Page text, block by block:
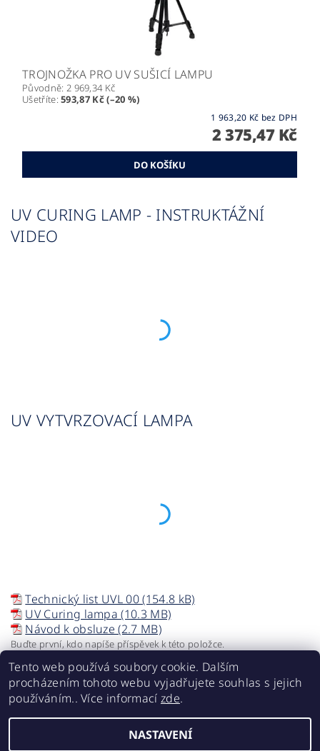
TROJNOŽKA PRO UV SUŠICÍ LAMPU
Původně: 2 969,34 Kč
Ušetříte:593,87 Kč (–20 %)
1 963,20 Kč bez DPH
2 375,47 Kč
UV CURING LAMP - INSTRUKTÁŽNÍ
VIDEO
UV VYTVRZOVACÍ LAMPA
Technický list UVL 00 (154.8 kB)
UV Curing lampa (10.3 MB)
Návod k obsluze (2.7 MB)
Buďte první, kdo napíše příspěvek k této položce.
Přidat komentář
Tento web používá soubory cookie. Dalším
procházením tohoto webu vyjadřujete souhlas s jejich
používáním.. Více informací zde.
NASTAVENÍ